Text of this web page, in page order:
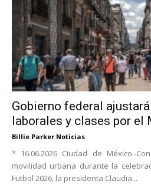
Gobierno federal
laborales y clases por el
Billie Parker Noticias
* 16.06.2026 Ciudad de México.-
movilidad urbana durante la
Futbol 2026, la presidenta Claudia...